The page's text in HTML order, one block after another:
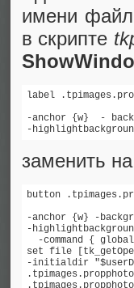
имени
в скрипте
label
-anchor {w}  -
-
заменить
button
-anchor {w} -
-
-command {
set file
-initialdir